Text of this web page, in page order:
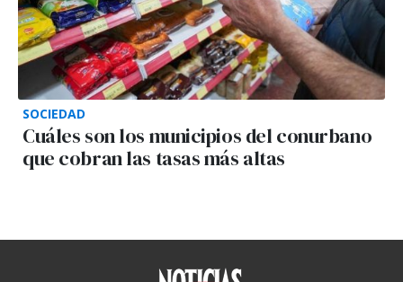
SOCIEDAD
Cuáles son los municipios del conurbano
que cobran las tasas más altas